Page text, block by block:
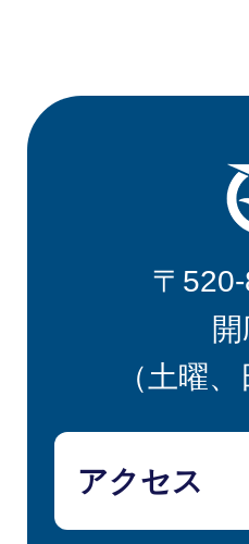
〒
（土曜
アクセス